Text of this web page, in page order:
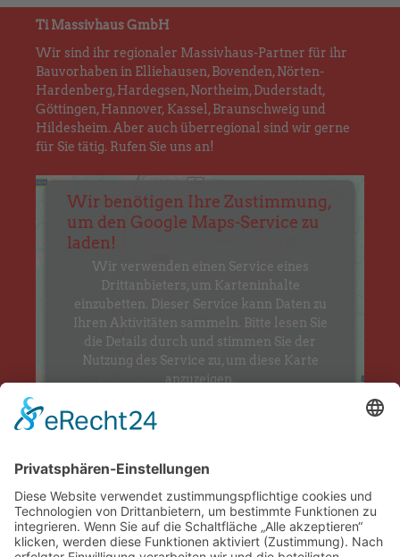
Ti Massivhaus GmbH
Wir sind ihr regionaler Massivhaus-Partner für ihr
Bauvorhaben in Elliehausen, Bovenden, Nörten-
Hardenberg, Hardegsen, Northeim, Duderstadt,
Göttingen, Hannover, Kassel, Braunschweig und
Hildesheim. Aber auch überregional sind wir gerne
für Sie tätig. Rufen Sie uns an!
Wir benötigen Ihre Zustimmung,
um den Google Maps-Service zu
laden!
Wir verwenden einen Service eines
Drittanbieters, um Karteninhalte
einzubetten. Dieser Service kann Daten zu
Ihren Aktivitäten sammeln. Bitte lesen Sie
die Details durch und stimmen Sie der
Nutzung des Service zu, um diese Karte
anzuzeigen.
Mehr Informationen
Akzeptieren
powered byUsercentrics Consent
Management Platform&eRecht24
Ti Massivhaus Zentrale Duderstadt
Industriestraße 16
(Eingang gegenüber Kolpingstrasse 8)
37115 Duderstadt